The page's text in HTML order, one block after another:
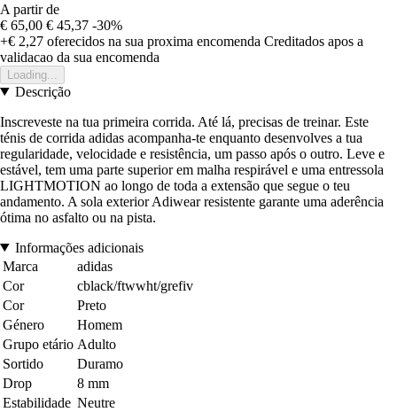
A partir de
€ 65,00 € 45,37 -30%
+€ 2,27 oferecidos na sua proxima encomenda Creditados apos a
validacao da sua encomenda
Loading...
Descrição
Inscreveste na tua primeira corrida. Até lá, precisas de treinar. Este
ténis de corrida adidas acompanha-te enquanto desenvolves a tua
regularidade, velocidade e resistência, um passo após o outro. Leve e
estável, tem uma parte superior em malha respirável e uma entressola
LIGHTMOTION ao longo de toda a extensão que segue o teu
andamento. A sola exterior Adiwear resistente garante uma aderência
ótima no asfalto ou na pista.
Informações adicionais
Marca
adidas
Cor
cblack/ftwwht/grefiv
Cor
Preto
Género
Homem
Grupo etário Adulto
Sortido
Duramo
Drop
8 mm
Estabilidade Neutre